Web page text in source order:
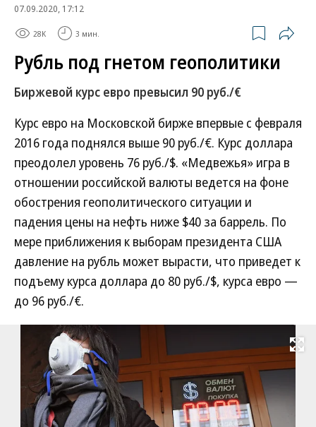
07.09.2020, 17:12
28K 3 мин.
Рубль под гнетом геополитики
Биржевой курс евро превысил 90 руб./€
Курс евро на Московской бирже впервые с февраля
2016 года поднялся выше 90 руб./€. Курс доллара
преодолел уровень 76 руб./$. «Медвежья» игра в
отношении российской валюты ведется на фоне
обострения геополитического ситуации и
падения цены на нефть ниже $40 за баррель. По
мере приближения к выборам президента США
давление на рубль может вырасти, что приведет к
подъему курса доллара до 80 руб./$, курса евро —
до 96 руб./€.
Развернуть